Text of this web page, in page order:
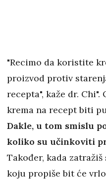
"Recimo da koristite
proizvod protiv
recepta", kaže dr.
krema na recept biti
Dakle, u tom smislu
koliko su učinkoviti
Također, kada
koju propiše bit će